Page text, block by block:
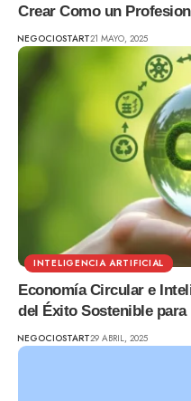
Crear Como un
NEGOCIOSTART21 MAYO, 2025
INTELIGENCIA ARTIFICIAL
Economía Circular e
del Éxito Sostenible para
NEGOCIOSTART29 ABRIL, 2025